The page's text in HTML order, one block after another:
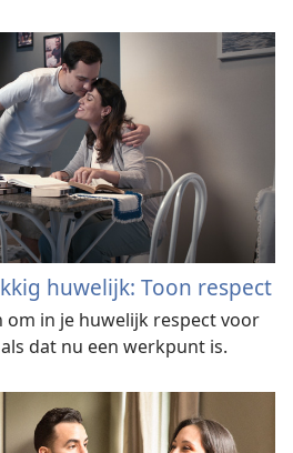
huwelijk: Toon respect
om in je huwelijk respect voor
dat nu een werkpunt is.